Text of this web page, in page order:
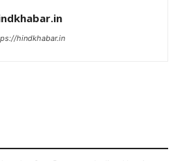
hindkhabar.in